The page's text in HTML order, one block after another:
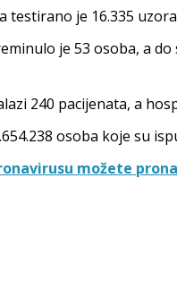
testirano je 16.335
je 53 osoba, a
240 pacijenata, a
osoba koje su
možete